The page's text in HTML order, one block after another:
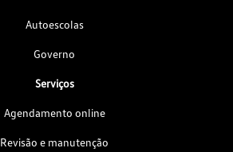
Autoescolas
Governo
Serviços
Agendamento online
Revisão e manutenção